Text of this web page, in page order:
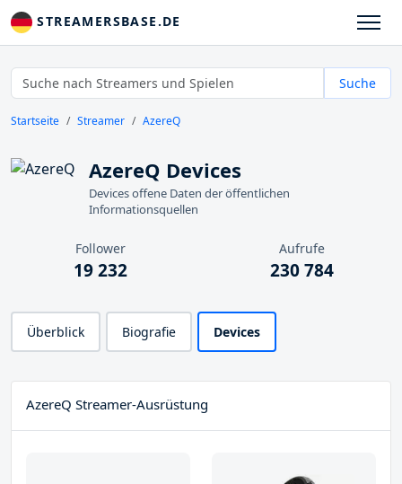
STREAMERSBASE.DE
Suche
Startseite Streamer AzereQ
AzereQ Devices
Devices offene Daten der öffentlichen
Informationsquellen
Follower
19 232
Aufrufe
230 784
Überblick Biografie Devices
AzereQ Streamer-Ausrüstung